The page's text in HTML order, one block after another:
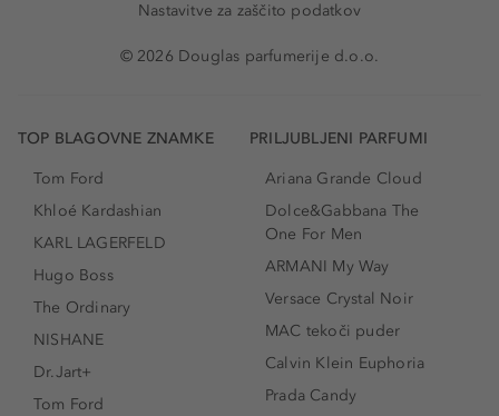
Nastavitve za zaščito podatkov
© 2026 Douglas parfumerije d.o.o.
TOP BLAGOVNE ZNAMKE
Tom Ford
Khloé Kardashian
KARL LAGERFELD
Hugo Boss
The Ordinary
NISHANE
Dr.Jart+
Tom Ford
PRILJUBLJENI PARFUMI
Ariana Grande Cloud
Dolce&Gabbana The
One For Men
ARMANI My Way
Versace Crystal Noir
MAC tekoči puder
Calvin Klein Euphoria
Prada Candy